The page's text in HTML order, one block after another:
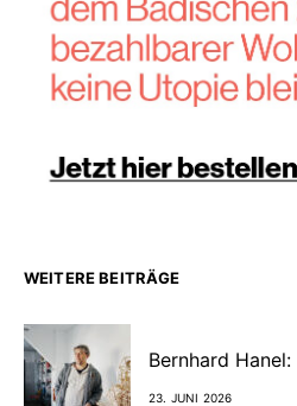
WEITERE BEITRÄGE
Bernhard
23. JUNI 2026